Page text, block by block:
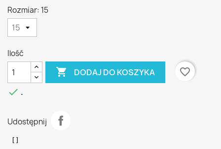
Rozmiar: 15
Ilość
 DODAJ DO KOSZYKA
favorite_border
 .
Udostępnij